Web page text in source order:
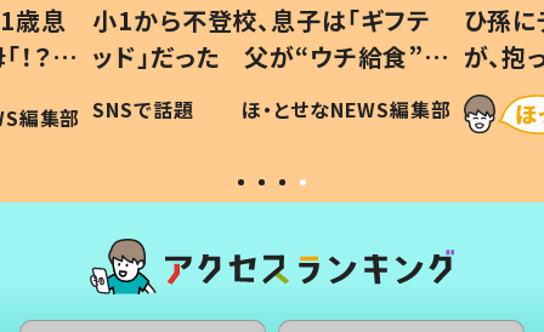
歳息
？」
編集部
小1から不登校、息子は「ギフテ
ッド」だった 父が“ウチ給食”を
作り続ける理由とは #令和の親
#令和の子
SNSで話題 ほ・とせなNEWS編集部
ひ孫
が、
「涙が
い」